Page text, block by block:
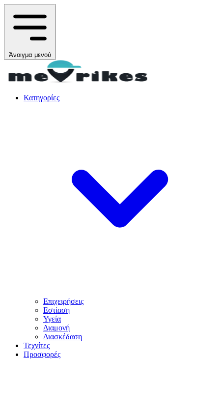
Άνοιγμα μενού
Κατηγορίες
Επιχειρήσεις
Εστίαση
Υγεία
Διαμονή
Διασκέδαση
Τεχνίτες
Προσφορές